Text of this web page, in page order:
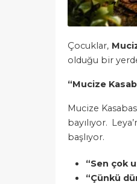
Çocuklar,
olduğu bir
“Mucize
Mucize
bayılıyor.
başlıyor.
“Sen çok
“Çünkü